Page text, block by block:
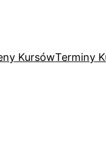
KursówTerminy